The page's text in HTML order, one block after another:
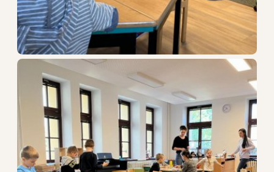
STŘEDNÍ ŠKOLA
VYŠŠÍ ODBORNÁ ŠKOLA